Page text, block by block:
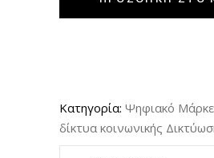
Κατηγορία: Ψηφιακό
δίκτυα κοινωνικής